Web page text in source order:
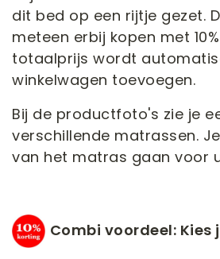
dit bed op een rijtje gezet.
meteen erbij kopen met
totaalprijs wordt
winkelwagen toevoegen.
Bij de productfoto's zie je
verschillende matrassen.
van het matras gaan voor
Combi voordeel: